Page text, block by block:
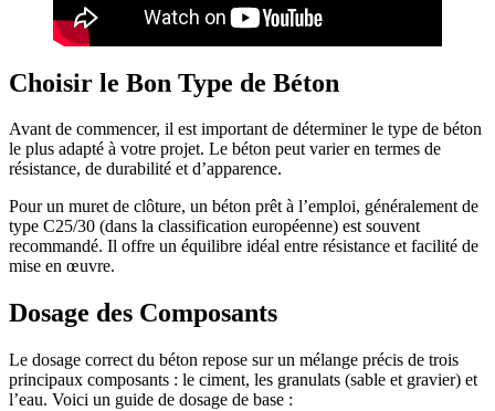
Choisir le Bon Type de Béton
Avant de commencer, il est important de déterminer le type de béton
le plus adapté à votre projet. Le béton peut varier en termes de
résistance, de durabilité et d’apparence.
Pour un muret de clôture, un béton prêt à l’emploi, généralement de
type C25/30 (dans la classification européenne) est souvent
recommandé. Il offre un équilibre idéal entre résistance et facilité de
mise en œuvre.
Dosage des Composants
Le dosage correct du béton repose sur un mélange précis de trois
principaux composants : le ciment, les granulats (sable et gravier) et
l’eau. Voici un guide de dosage de base :